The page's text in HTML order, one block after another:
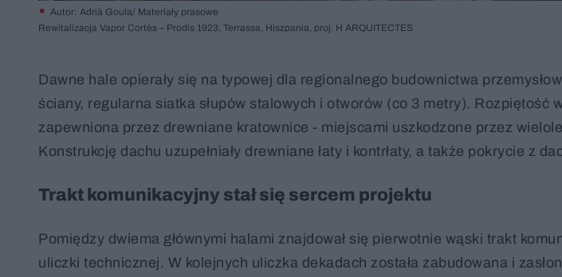
Autor: Adrià Goula/ Materiały prasowe
Rewitalizacja Vapor Cortès – Prodis 1923, Terrassa, Hiszpania, proj. H ARQUITECTES
Dawne hale opierały się na typowej dla regionalnego budownictwa
ściany, regularna siatka słupów stalowych i otworów (co 3 metry). Rozpiętość
zapewniona przez drewniane kratownice - miejscami uszkodzone przez
Konstrukcję dachu uzupełniały drewniane łaty i kontrłaty, a także pokrycie z
Trakt komunikacyjny stał się sercem projektu
Pomiędzy dwiema głównymi halami znajdował się pierwotnie wąski trakt
uliczki technicznej. W kolejnych uliczka dekadach została zabudowana i